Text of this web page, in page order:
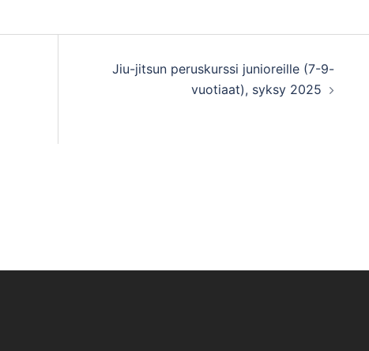
Jiu-jitsun peruskurssi junioreille (7-9-
vuotiaat), syksy 2025